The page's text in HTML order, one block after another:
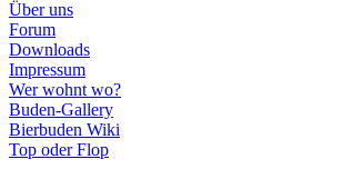
Über uns
Forum
Downloads
Impressum
Wer wohnt wo?
Buden-Gallery
Bierbuden Wiki
Top oder Flop